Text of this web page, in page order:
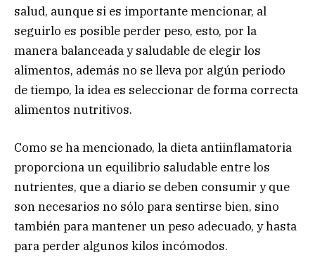
salud, aunque si es importante mencionar, al
seguirlo es posible perder peso, esto, por la
manera balanceada y saludable de elegir los
alimentos, además no se lleva por algún periodo
de tiempo, la idea es seleccionar de forma correcta
alimentos nutritivos.
Como se ha mencionado, la dieta antiinflamatoria
proporciona un equilibrio saludable entre los
nutrientes, que a diario se deben consumir y que
son necesarios no sólo para sentirse bien, sino
también para mantener un peso adecuado, y hasta
para perder algunos kilos incómodos.